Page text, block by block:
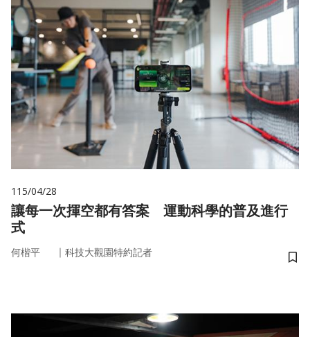
115/04/28
讓每一次揮空都有答案 運動科學的普及進行
式
何楷平 ｜ 科技大觀園特約記者
儲